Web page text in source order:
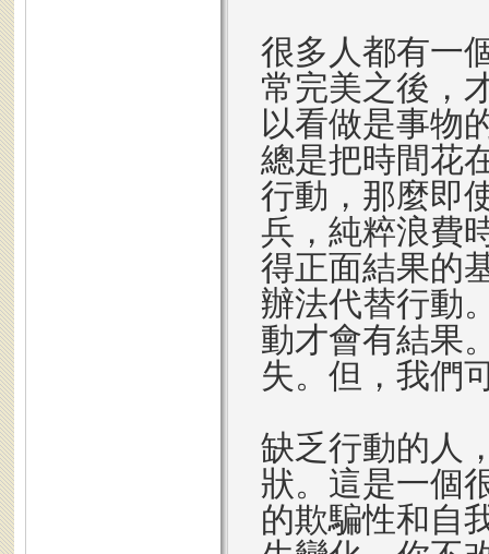
很多人都有一
常完美之後，
以看做是事物
總是把時間花
行動，那麼即
兵，純粹浪費
得正面結果的
辦法代替行動
動才會有結果
失。但，我們
缺乏行動的人
狀。這是一個
的欺騙性和自